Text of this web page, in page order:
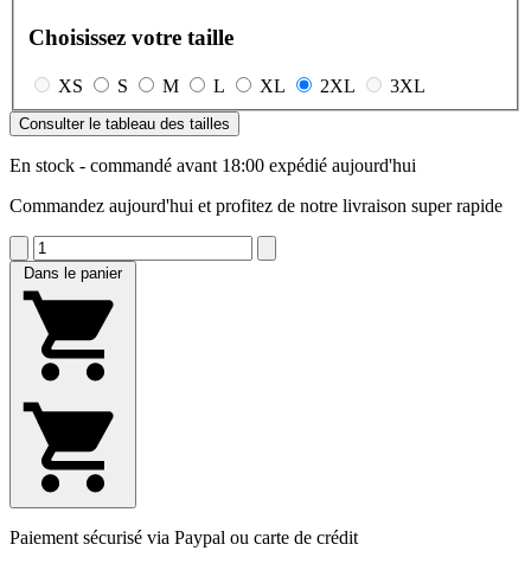
Choisissez votre taille
XS S M L XL 2XL 3XL
Consulter le tableau des tailles
En stock - commandé avant 18:00 expédié aujourd'hui
Commandez aujourd'hui et profitez de notre livraison super rapide
Dans le panier
Paiement sécurisé via Paypal ou carte de crédit